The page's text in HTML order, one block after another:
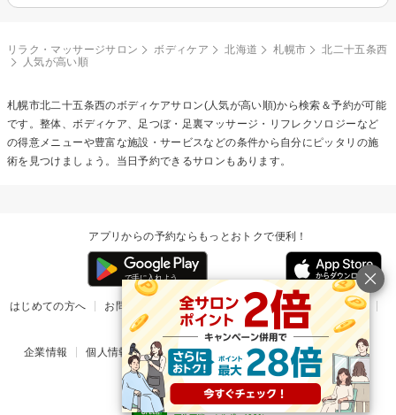
リラク・マッサージサロン ボディケア 北海道 札幌市
北二十五条西
人気が高い順
札幌市北二十五条西のボディケアサロン(人気が高い順)から検索＆予約が可能
です。整体、ボディケア、足つぼ・足裏マッサージ・リフレクソロジーなど
の得意メニューや豊富な施設・サービスなどの条件から自分にピッタリの施
術を見つけましょう。当日予約できるサロンもあります。
アプリからの予約ならもっとおトクで便利！
はじめての方へ お問い合わせ ヘルプ リリース情報
利用規約
掲載ご希望のサロン様
企業情報 個人情報保護方針 楽天のサービス一覧 アプリ一覧
© Rakuten Group, Inc.